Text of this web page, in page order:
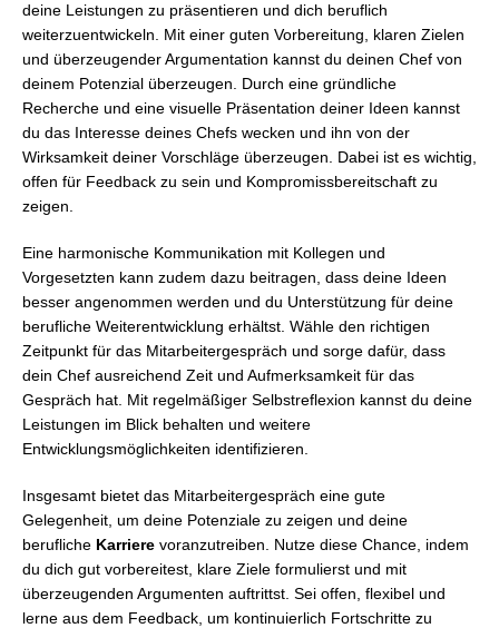
deine Leistungen zu präsentieren und dich beruflich
weiterzuentwickeln. Mit einer guten Vorbereitung, klaren Zielen
und überzeugender Argumentation kannst du deinen Chef von
deinem Potenzial überzeugen. Durch eine gründliche
Recherche und eine visuelle Präsentation deiner Ideen kannst
du das Interesse deines Chefs wecken und ihn von der
Wirksamkeit deiner Vorschläge überzeugen. Dabei ist es wichtig,
offen für Feedback zu sein und Kompromissbereitschaft zu
zeigen.
Eine harmonische Kommunikation mit Kollegen und
Vorgesetzten kann zudem dazu beitragen, dass deine Ideen
besser angenommen werden und du Unterstützung für deine
berufliche Weiterentwicklung erhältst. Wähle den richtigen
Zeitpunkt für das Mitarbeitergespräch und sorge dafür, dass
dein Chef ausreichend Zeit und Aufmerksamkeit für das
Gespräch hat. Mit regelmäßiger Selbstreflexion kannst du deine
Leistungen im Blick behalten und weitere
Entwicklungsmöglichkeiten identifizieren.
Insgesamt bietet das Mitarbeitergespräch eine gute
Gelegenheit, um deine Potenziale zu zeigen und deine
berufliche Karriere voranzutreiben. Nutze diese Chance, indem
du dich gut vorbereitest, klare Ziele formulierst und mit
überzeugenden Argumenten auftrittst. Sei offen, flexibel und
lerne aus dem Feedback, um kontinuierlich Fortschritte zu